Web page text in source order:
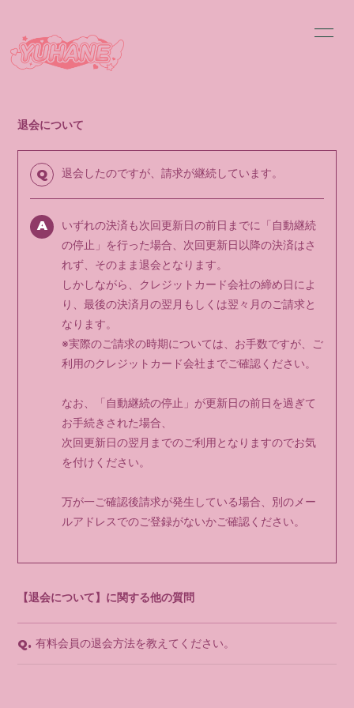
SCHEDULE
VIDEO DISCOGRAPHY
BLOG MOVIE
RADIO PHOTO
会員登録 ログイン
退会について
Q 退会したのですが、請求が継続しています。
A
いずれの決済も次回更新日の前日までに「自動継続
の停止」を行った場合、次回更新日以降の決済はさ
れず、そのまま退会となります。
しかしながら、クレジットカード会社の締め日によ
り、最後の決済月の翌月もしくは翌々月のご請求と
なります。
※実際のご請求の時期については、お手数ですが、ご
利用のクレジットカード会社までご確認ください。
なお、「自動継続の停止」が更新日の前日を過ぎて
お手続きされた場合、
次回更新日の翌月までのご利用となりますのでお気
を付けください。
万が一ご確認後請求が発生している場合、別のメー
ルアドレスでのご登録がないかご確認ください。
【退会について】に関する他の質問
Q. 有料会員の退会方法を教えてください。